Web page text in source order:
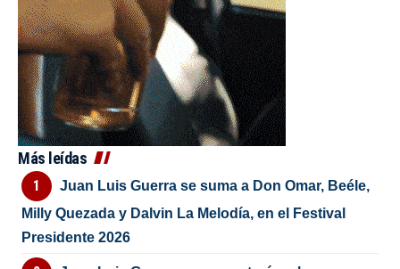
Más leídas
Juan Luis Guerra se suma a Don Omar, Beéle,
Milly Quezada y Dalvin La Melodía, en el Festival
Presidente 2026